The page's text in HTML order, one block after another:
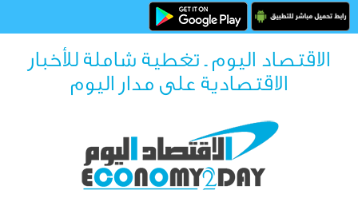
الاقتصاد اليوم ـ تغطية شاملة للأخبار
الاقتصادية على مدار اليوم